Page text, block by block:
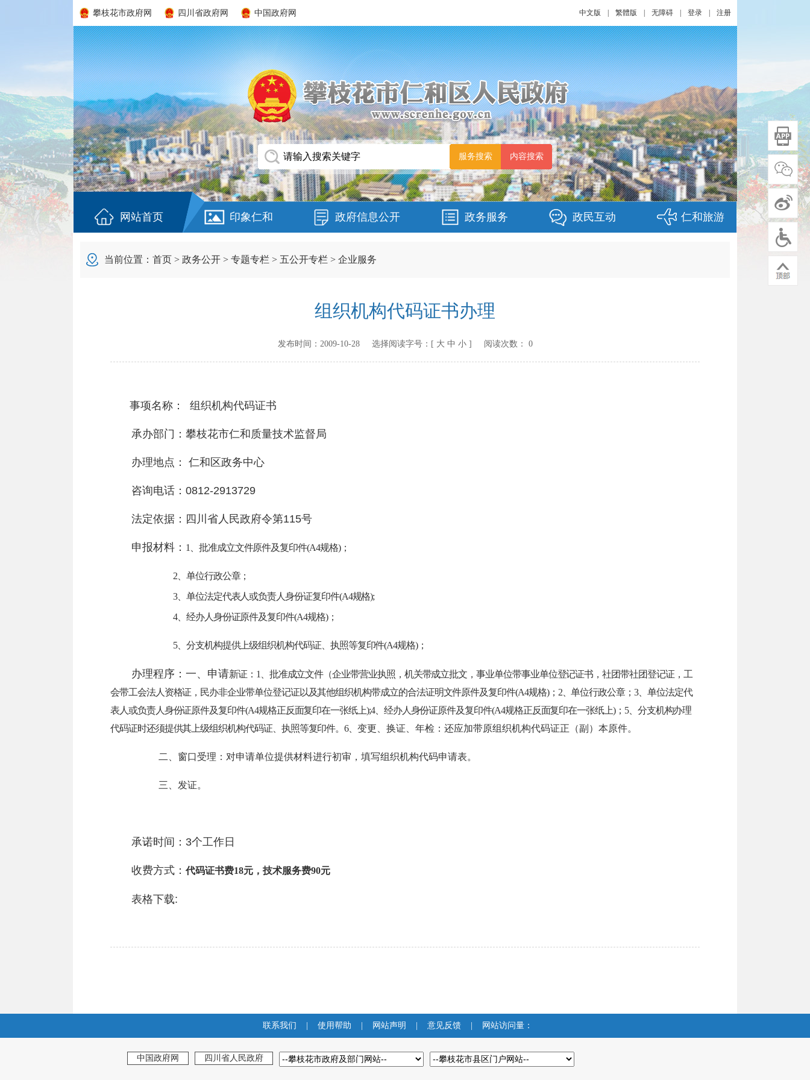
攀枝花市政府网 四川省政府网 中国政府网 中文版 繁體版 无障碍 登录 注册
网站首页 印象仁和 政府信息公开 政务服务 政民互动 仁和旅游
当前位置： 首页 > 政务公开 > 专题专栏 > 五公开专栏 > 企业服务
组织机构代码证书办理
发布时间： 2009-10-28选择阅读字号：[ 大 中 小] 阅读次数： 0
事项名称： 组织机构代码证书
承办部门：攀枝花市仁和质量技术监督局
办理地点： 仁和区政务中心
咨询电话： 0812-2913729
法定依据：四川省人民政府令第115号
申报材料： 1 、批准成立文件原件及复印件(A4规格)；
2、单位行政公章；
3、单位法定代表人或负责人身份证复印件(A4规格);
4、经办人身份证原件及复印件(A4规格)；
5、分支机构提供上级组织机构代码证、执照等复印件(A4规格)；
办理程序：一、申请新证： 1
、批准成立文件（企业带营业执照，机关带成立批文，事业单位带事业单位登记证书，社团带社团登记证，工
会带工会法人资格证，民办非企业带单位登记证以及其他组织机构带成立的合法证明文件原件及复印件(A4规格)； 2、单位行政公章； 3、单位法定代
表人或负责人身份证原件及复印件(A4规格正反面复印在一张纸上);4、经办人身份证原件及复印件(A4规格正反面复印在一张纸上)； 5、分支机构办理
代码证时还须提供其上级组织机构代码证、执照等复印件。6、变更、换证、年检：还应加带原组织机构代码证正（副）本原件。
二、窗口受理： 对申请单位提供材料进行初审，填写组织机构代码申请表。
三、发证。
承诺时间： 3个工作日
收费方式： 代码证书费18元，技术服务费90元
表格下载:
联系我们 使用帮助 网站声明 意见反馈 网站访问量：
中国政府网 四川省人民政府